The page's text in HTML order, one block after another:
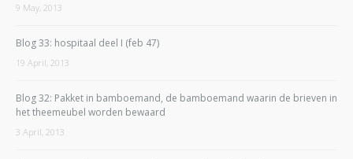
9 May, 2013
Blog 33: hospitaal deel I (feb 47)
19 April, 2013
Blog 32: Pakket in bamboemand, de bamboemand waarin de brieven in
het theemeubel worden bewaard
3 April, 2013